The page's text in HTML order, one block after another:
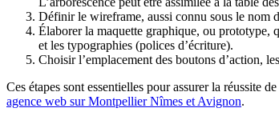
Définir le wireframe, aussi connu sous le nom
Élaborer la maquette graphique, ou prototype,
et les typographies (polices d’écriture).
Choisir l’emplacement des boutons d’action,
Ces étapes sont essentielles pour assurer la réussite
agence web sur Montpellier Nîmes et Avignon.